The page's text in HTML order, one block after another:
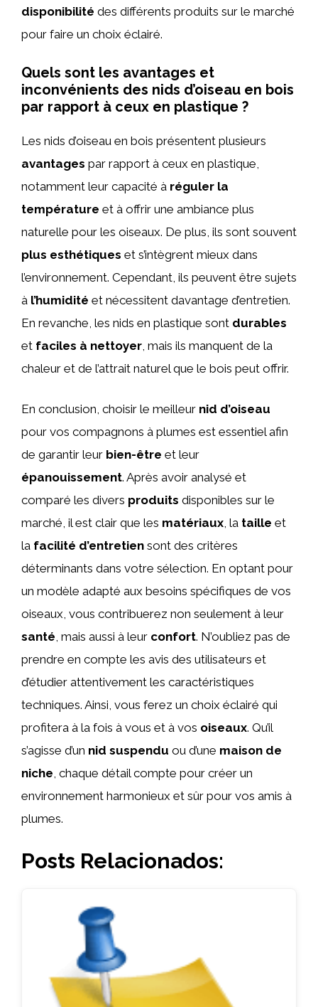
disponibilité des différents produits sur le marché
pour faire un choix éclairé.
Quels sont les avantages et
inconvénients des nids d’oiseau en bois
par rapport à ceux en plastique ?
Les nids d’oiseau en bois présentent plusieurs
avantages par rapport à ceux en plastique,
notamment leur capacité à réguler la
température et à offrir une ambiance plus
naturelle pour les oiseaux. De plus, ils sont souvent
plus esthétiques et s’intègrent mieux dans
l’environnement. Cependant, ils peuvent être sujets
à l’humidité et nécessitent davantage d’entretien.
En revanche, les nids en plastique sont durables
et faciles à nettoyer , mais ils manquent de la
chaleur et de l’attrait naturel que le bois peut offrir.
En conclusion, choisir le meilleur nid d’oiseau
pour vos compagnons à plumes est essentiel afin
de garantir leur bien-être et leur
épanouissement. Après avoir analysé et
comparé les divers produits disponibles sur le
marché, il est clair que les matériaux, la taille et
la facilité d’entretien sont des critères
déterminants dans votre sélection. En optant pour
un modèle adapté aux besoins spécifiques de vos
oiseaux, vous contribuerez non seulement à leur
santé, mais aussi à leur confort. N’oubliez pas de
prendre en compte les avis des utilisateurs et
d’étudier attentivement les caractéristiques
techniques. Ainsi, vous ferez un choix éclairé qui
profitera à la fois à vous et à vos oiseaux. Qu’il
s’agisse d’un nid suspendu ou d’une maison de
niche, chaque détail compte pour créer un
environnement harmonieux et sûr pour vos amis à
plumes.
Posts Relacionados: